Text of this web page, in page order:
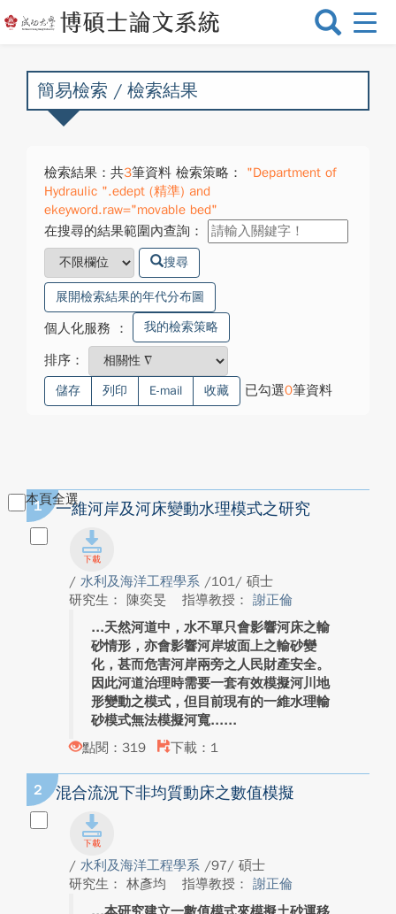
選
換
簡易檢索 / 檢索結果
檢索結果：共3筆資料 檢索策略：
"Department of
Hydraulic ".edept (精準) and
ekeyword.raw="movable bed"
在搜尋的結果範圍內查詢：
搜尋
展開檢索結果的年代分布圖
個人化服務 ： 我的檢索策略
排序：
儲存 列印 E-mail 收藏 已勾選0筆資料
本頁全選
1 一維河岸及河床變動水理模式之研究
/ 水利及海洋工程學系 /101/ 碩士
研究生： 陳奕旻
指導教授： 謝正倫
天然河道中，水不單只會影響河床之輸
砂情形，亦會影響河岸坡面上之輸砂變
化，甚而危害河岸兩旁之人民財產安全。
因此河道治理時需要一套有效模擬河川地
形變動之模式，但目前現有的一維水理輸
砂模式無法模擬河寬...
點閱：319
下載：1
2 混合流況下非均質動床之數值模擬
/ 水利及海洋工程學系 /97/ 碩士
研究生： 林彥均
指導教授： 謝正倫